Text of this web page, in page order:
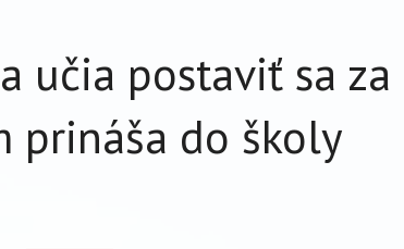
učia postaviť sa za
prináša do školy